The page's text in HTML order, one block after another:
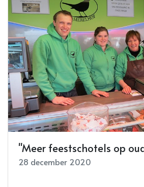
Recyclagepark volzet
29 december 2020
"Meer feestschotels op
28 december 2020